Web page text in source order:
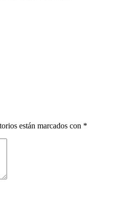
están marcados con *